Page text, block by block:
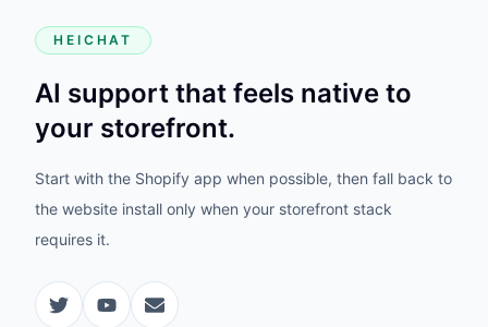
HEICHAT
AI support that feels native to
your storefront.
Start with the Shopify app when possible, then fall back to
the website install only when your storefront stack
requires it.